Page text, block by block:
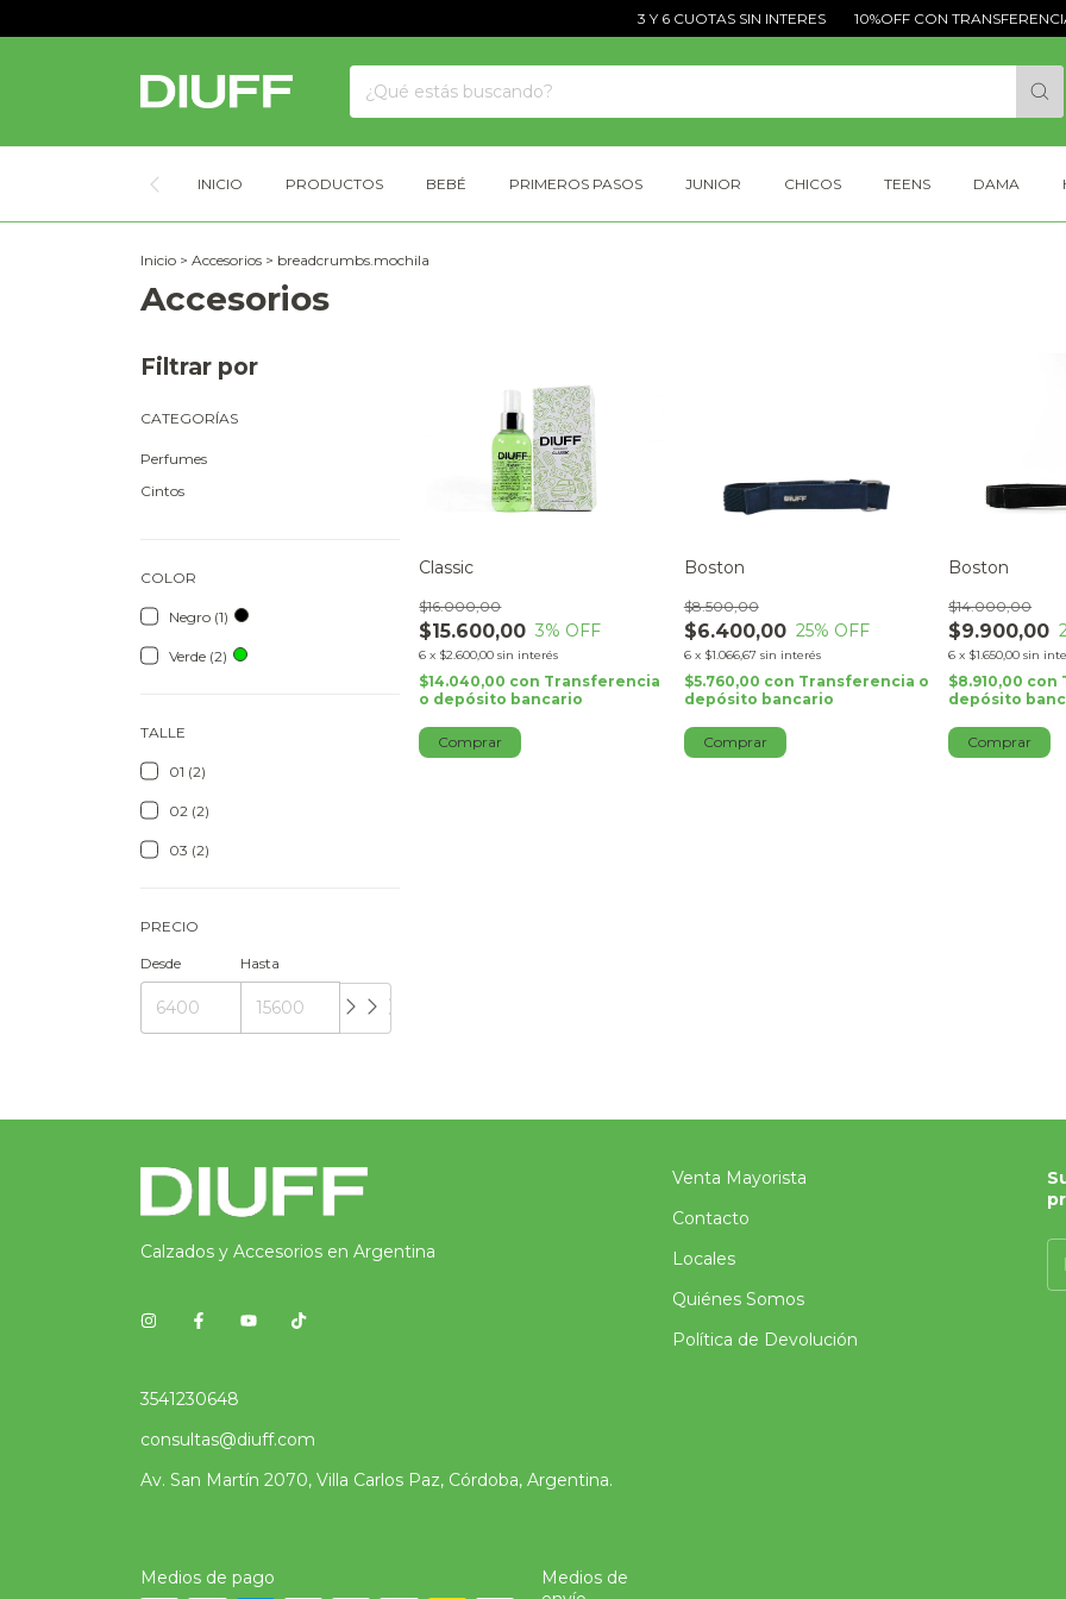
3 Y 6 CUOTAS SIN INTERES 10%OFF CON TRANSFERENCIA
INICIO PRODUCTOS BEBÉ PRIMEROS PASOS JUNIOR CHICOS TEENS DAMA
Inicio > Accesorios > breadcrumbs.mochila
Accesorios
Filtrar por
CATEGORÍAS
Perfumes
Cintos
COLOR
Negro (1)
Verde (2)
TALLE
01 (2)
02 (2)
03 (2)
PRECIO
Desde Hasta
Classic
$15.600,00
$16.000,00
3% OFF
6 x $2.600,00 sin interés
$14.040,00 con Transferencia
o depósito bancario
Comprar
Boston
$6.400,00
$8.500,00
25% OFF
6 x $1.066,67 sin interés
$5.760,00 con Transferencia o
depósito bancario
Comprar
Boston
$9.900,00
$14.000,00
6 x $1.650,00 sin
$8.910,00 con
depósito
Comprar
Calzados y Accesorios en Argentina
3541230648
consultas@diuff.com
Av. San Martín 2070, Villa Carlos Paz, Córdoba, Argentina.
Venta Mayorista
Contacto
Locales
Quiénes Somos
Política de Devolución
Medios de pago
Medios de